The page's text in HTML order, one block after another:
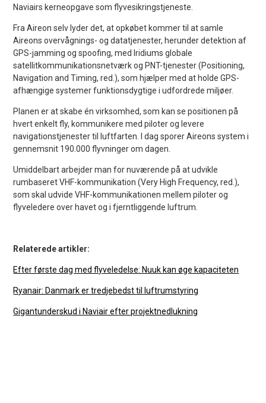
Naviairs kerneopgave som flyvesikringstjeneste.
Fra Aireon selv lyder det, at opkøbet kommer til at samle
Aireons overvågnings- og datatjenester, herunder detektion af
GPS-jamming og spoofing, med Iridiums globale
satellitkommunikationsnetværk og PNT-tjenester (Positioning,
Navigation and Timing, red.), som hjælper med at holde GPS-
afhængige systemer funktionsdygtige i udfordrede miljøer.
Planen er at skabe én virksomhed, som kan se positionen på
hvert enkelt fly, kommunikere med piloter og levere
navigationstjenester til luftfarten. I dag sporer Aireons system i
gennemsnit 190.000 flyvninger om dagen.
Umiddelbart arbejder man for nuværende på at udvikle
rumbaseret VHF-kommunikation (Very High Frequency, red.),
som skal udvide VHF-kommunikationen mellem piloter og
flyveledere over havet og i fjerntliggende luftrum.
Relaterede artikler:
Efter første dag med flyveledelse: Nuuk kan øge kapaciteten
Ryanair: Danmark er tredjebedst til luftrumstyring
Gigantunderskud i Naviair efter projektnedlukning